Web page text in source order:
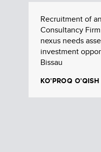
Recruitment of
Consultancy
nexus needs
investment
Bissau
KO'PROQ O'QISH